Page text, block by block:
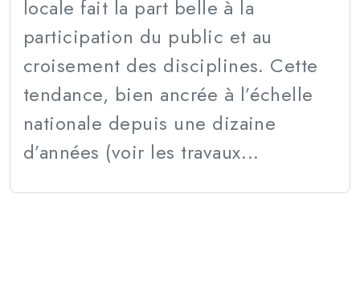
locale fait la part belle à la
participation du public et au
croisement des disciplines. Cette
tendance, bien ancrée à l’échelle
nationale depuis une dizaine
d’années (voir les travaux...